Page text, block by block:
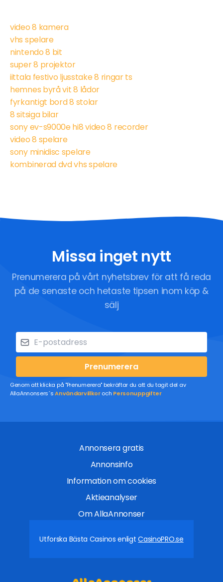
video 8 kamera
vhs spelare
nintendo 8 bit
super 8 projektor
iittala festivo ljusstake 8 ringar ts
hemnes byrå vit 8 lådor
fyrkantigt bord 8 stolar
8 sitsiga bilar
sony ev-s9000e hi8 video 8 recorder
video 8 spelare
sony minidisc spelare
kombinerad dvd vhs spelare
Missa inget nytt
Prenumerera på vårt nyhetsbrev för att få reda
på de senaste och hetaste tipsen inom köp &
sälj
Prenumerera
Genom att klicka på "Prenumerera" bekräftar du att du tagit del av
AllaAnnonsers´sAnvändarvillkoroch Personuppgifter
Annonsera gratis
Annonsinfo
Information om cookies
Aktieanalyser
Om AllaAnnonser
Utforska Bästa Casinos enligtCasinoPRO.se